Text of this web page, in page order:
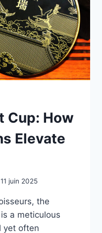
Cup: How
Elevate
11 juin 2025
the
a meticulous
yet often